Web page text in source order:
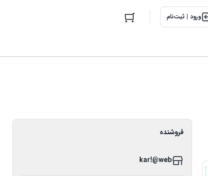
ورود | ثبت‌نام
فروشنده
kar!@web